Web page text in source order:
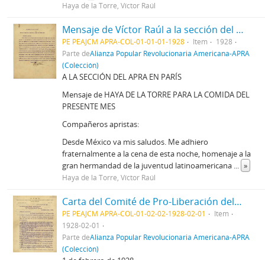
Haya de la Torre, Víctor Raúl
Mensaje de Víctor Raúl a la sección del APRA en París
PE PEAJCM APRA-COL-01-01-01-1928 Item
1928
Parte deAlianza Popular Revolucionaria Americana-APRA
(Colección)
A LA SECCIÓN DEL APRA EN PARÍS
Mensaje de HAYA DE LA TORRE PARA LA COMIDA DEL
PRESENTE MES
Compañeros apristas:
Desde México va mis saludos. Me adhiero
fraternalmente a la cena de esta noche, homenaje a la
gran hermandad de la juventud latinoamericana ... »
Haya de la Torre, Víctor Raúl
Carta del Comité de Pro-Liberación del Perú, 1/2/1928
PE PEAJCM APRA-COL-01-02-02-1928-02-01
Item
1928-02-01
Parte deAlianza Popular Revolucionaria Americana-APRA
(Colección)